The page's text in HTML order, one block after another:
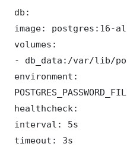
db:
image: postgres:16-
volumes:
- db_data:/var/lib/
environment:
healthcheck:
interval: 5s
timeout: 3s